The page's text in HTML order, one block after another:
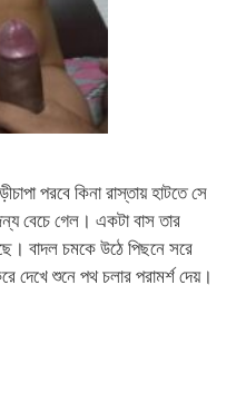
পরবে কিনা রাস্তায় হাটতে সে
বেচে গেল। একটা বাস তার
বাদল চমকে উঠে পিছনে সরে
শুনে পথ চলার পরামর্শ দেয়।